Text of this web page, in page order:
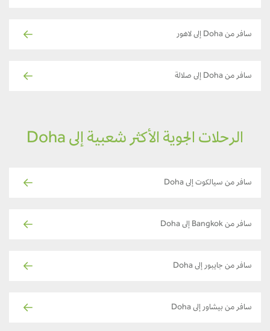
سافر من Doha إلى لاهور
سافر من Doha إلى صلالة
الرحلات الجوية الأكثر شعبية إلى Doha
سافر من سيالكوت إلى Doha
سافر من Bangkok إلى Doha
سافر من جايبور إلى Doha
سافر من بيشاور إلى Doha